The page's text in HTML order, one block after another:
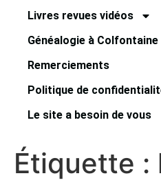
Livres revues vidéos
Généalogie à Colfontaine
Remerciements
Politique de
Le site a besoin de vous
Étiquette :